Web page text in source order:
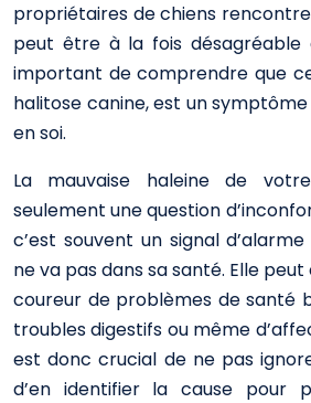
propriétaires de chiens
peut être à la fois désagréable
important de comprendre que
halitose canine, est un
en soi.
La mauvaise haleine de
seulement une question
c’est souvent un signal
ne va pas dans sa santé. Elle
coureur de problèmes de santé
troubles digestifs ou même
est donc crucial de ne pas
d’en identifier la cause pour